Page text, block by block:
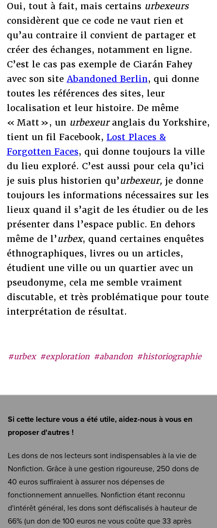
#urbex #exploration #abandon #historiographie
Oui, tout à fait, mais certains urbexeurs
considèrent que ce code ne vaut rien et
qu’au contraire il convient de partager et
créer des échanges, notamment en ligne.
C’est le cas pas exemple de Ciarán Fahey
avec son site Abandoned Berlin, qui donne
toutes les références des sites, leur
localisation et leur histoire. De même
« Matt », un urbexeuranglais du Yorkshire,
tient un fil Facebook, Lost Places &
Forgotten Faces, qui donne toujours la ville
du lieu exploré. C’est aussi pour cela qu’ici
je suis plus historien qu’urbexeur, je donne
toujours les informations nécessaires sur les
lieux quand il s’agit de les étudier ou de les
présenter dans l’espace public. En dehors
même de l’urbex, quand certaines enquêtes
éthnographiques, livres ou un articles,
étudient une ville ou un quartier avec un
pseudonyme, cela me semble vraiment
discutable, et très problématique pour toute
interprétation de résultat.
Si cette lecture vous a été utile, aidez-nous à vous en
proposer d'autres !
Les dons de nos lecteurs sont indispensables à la vie de
Nonfiction. Grâce à une gestion rigoureuse, 250 dons de
40 euros suffiraient à assurer nos dépenses de
fonctionnement annuelles. Nonfiction étant reconnu
d'intérêt général, les dons sont défiscalisés à hauteur de
66% (un don de 100 euros ne vous coûte que 33 après